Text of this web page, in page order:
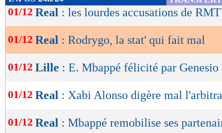
de
OK
01/12 Real : les lourdes accusations de
01/12 Real : Rodrygo, la stat' qui fait mal
01/12 Lille : E. Mbappé félicité par Genesio
01/12 Real : Xabi Alonso digère mal
01/12 Real : Mbappé remobilise ses